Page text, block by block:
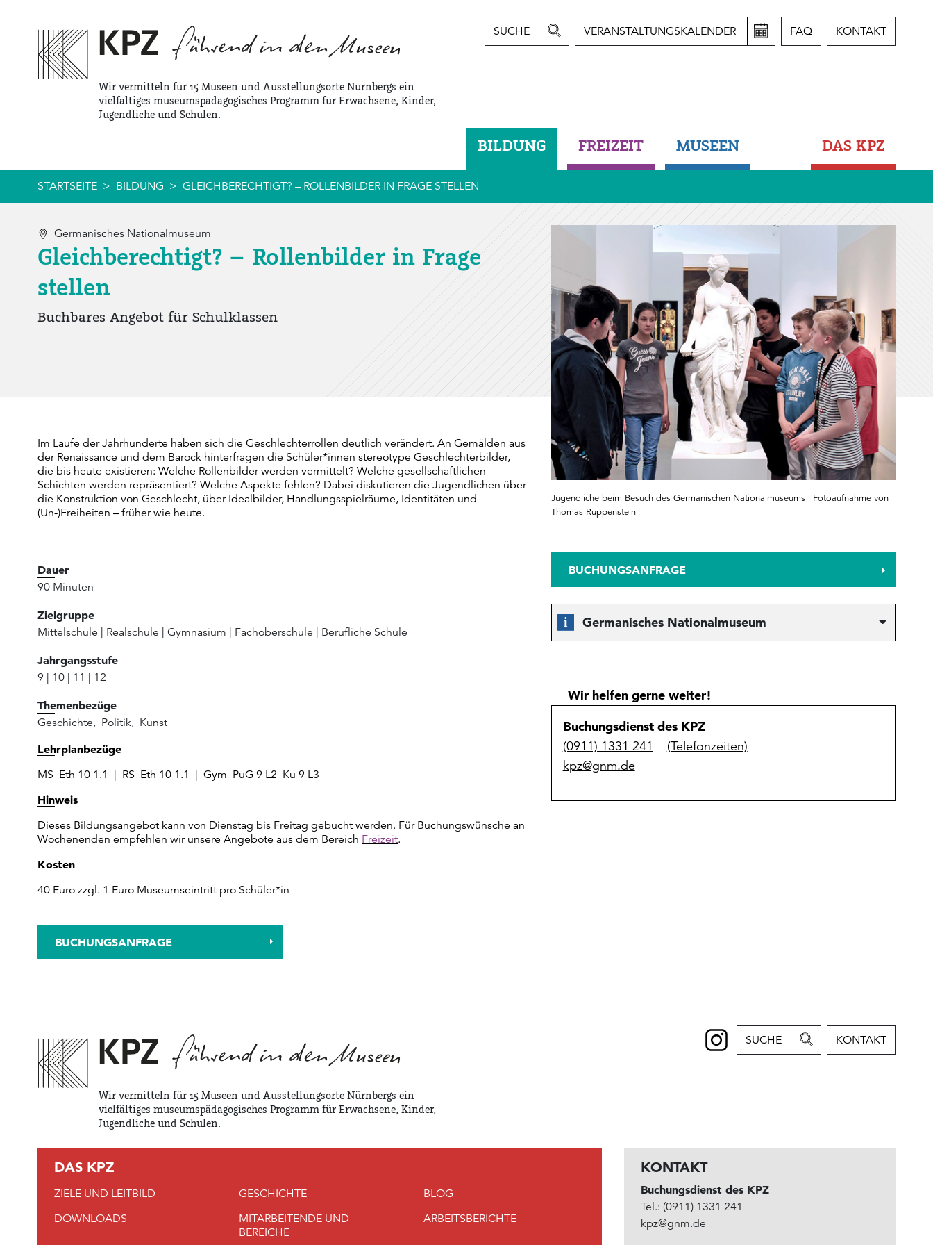
Wir vermitteln für 15 Museen und Ausstellungsorte Nürnbergs ein
vielfältiges museumspädagogisches Programm für Erwachsene, Kinder,
Jugendliche und Schulen.
SUCHE VERANSTALTUNGSKALENDER FAQ KONTAKT
BILDUNG FREIZEIT MUSEEN DAS KPZ
STARTSEITE BILDUNG GLEICHBERECHTIGT? – ROLLENBILDER IN FRAGE STELLEN
Germanisches Nationalmuseum
Gleichberechtigt? – Rollenbilder in Frage
stellen
Buchbares Angebot für Schulklassen
Im Laufe der Jahrhunderte haben sich die Geschlechterrollen deutlich verändert. An Gemälden aus
der Renaissance und dem Barock hinterfragen die Schüler*innen stereotype Geschlechterbilder,
die bis heute existieren: Welche Rollenbilder werden vermittelt? Welche gesellschaftlichen
Schichten werden repräsentiert? Welche Aspekte fehlen? Dabei diskutieren die Jugendlichen über
die Konstruktion von Geschlecht, über Idealbilder, Handlungsspielräume, Identitäten und
(Un-)Freiheiten – früher wie heute.
Dauer
90 Minuten
Zielgruppe
Mittelschule
Realschule Gymnasium Fachoberschule
Berufliche Schule
Jahrgangsstufe
9
10 11
12
Themenbezüge
Geschichte, Politik, Kunst
Lehrplanbezüge
MS Eth 10 1.1 | RS Eth 10 1.1 | Gym PuG 9 L2 Ku 9 L3
Hinweis
Dieses Bildungsangebot kann von Dienstag bis Freitag gebucht werden. Für Buchungswünsche an
Wochenenden empfehlen wir unsere Angebote aus dem Bereich Freizeit.
Kosten
40 Euro zzgl. 1 Euro Museumseintritt pro Schüler*in
BUCHUNGSANFRAGE
Jugendliche beim Besuch des Germanischen Nationalmuseums | Fotoaufnahme von
Thomas Ruppenstein
BUCHUNGSANFRAGE
Germanisches Nationalmuseum
Wir helfen gerne weiter!
Buchungsdienst des KPZ
(0911) 1331 241
(Telefonzeiten)
kpz@gnm.de
Wir vermitteln für 15 Museen und Ausstellungsorte Nürnbergs ein
vielfältiges museumspädagogisches Programm für Erwachsene, Kinder,
Jugendliche und Schulen.
SUCHE KONTAKT
DAS KPZ
ZIELE UND LEITBILD GESCHICHTE
BLOG
DOWNLOADS
MITARBEITENDE UND
BEREICHE
ARBEITSBERICHTE
KONTAKT
Buchungsdienst des KPZ
Tel.: (0911) 1331 241
kpz@gnm.de